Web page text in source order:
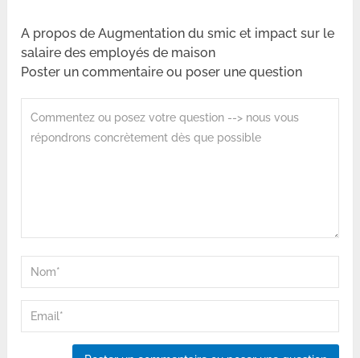
A propos de Augmentation du smic et impact sur le
salaire des employés de maison
Poster un commentaire ou poser une question